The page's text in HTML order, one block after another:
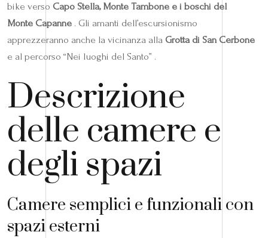
bike verso Capo Stella, Monte Tambone e i boschi del
Monte Capanne . Gli amanti dell’escursionismo
apprezzeranno anche la vicinanza alla Grotta di San Cerbone
e al percorso “Nei luoghi del Santo” .
Descrizione
delle camere e
degli spazi
Camere semplici e funzionali con
spazi esterni